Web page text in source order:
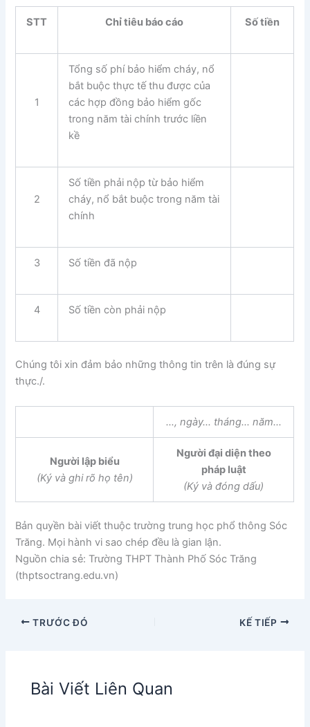
STT Chỉ tiêu báo cáo Số tiền
1
Tổng số phí bảo hiểm cháy, nổ
bắt buộc thực tế thu được của
các hợp đồng bảo hiểm gốc
trong năm tài chính trước liền
kề
2
Số tiền phải nộp từ bảo hiểm
cháy, nổ bắt buộc trong năm tài
chính
3 Số tiền đã nộp
4 Số tiền còn phải nộp
Chúng tôi xin đảm bảo những thông tin trên là đúng sự
thực./.
…, ngày… tháng… năm…
Người lập biểu
(Ký và ghi rõ họ tên)
Người đại diện theo
pháp luật
(Ký và đóng dấu)
Bản quyền bài viết thuộc trường trung học phổ thông Sóc
Trăng. Mọi hành vi sao chép đều là gian lận.
Nguồn chia sẻ: Trường THPT Thành Phố Sóc Trăng
(thptsoctrang.edu.vn)
TRƯỚC ĐÓ KẾ TIẾP
Bài Viết Liên Quan